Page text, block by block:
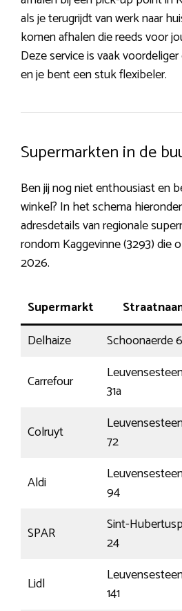
als je terugrijdt van werk naar
komen afhalen die reeds voor
Deze service is vaak
en je bent een stuk flexibeler.
Supermarkten in de
Ben jij nog niet enthousiast en
winkel? In het schema
adresdetails van regionale
rondom Kaggevinne (3293) die
2026.
Supermarkt
Delhaize
Schoonaerde
Carrefour
31a
Colruyt
72
Aldi
94
SPAR
Sint-
24
Lidl
141